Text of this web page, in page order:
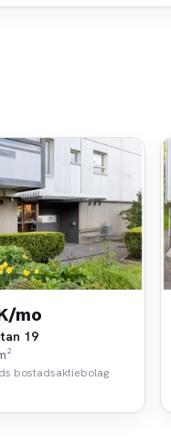
mo
19
bostadsaktiebolag